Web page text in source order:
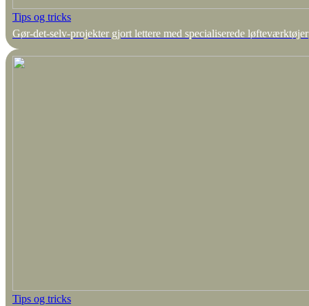
Tips og tricks
Gør-det-selv-projekter gjort lettere med specialiserede løfteværktøjer
Tips og tricks